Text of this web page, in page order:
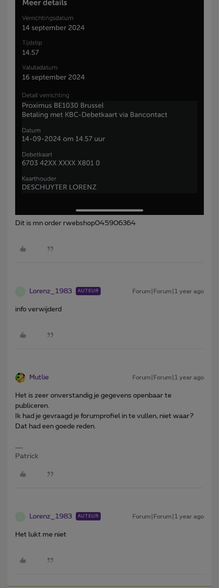
Dit is mn order rwebshop045906364
Lorenz_1983 AUTEUR Forum|Forum|1 year ago
info verwijderd
Mutlie Forum|Forum|1 year ago
Het is zeer onverstandig je gegevens openbaar te
publiceren.
Ik had je gevraagd je forumprofiel in te vullen, niet waar?
Dat had een goede reden.
Patrick
Lorenz_1983 AUTEUR Forum|Forum|1 year ago
Het lukt me niet